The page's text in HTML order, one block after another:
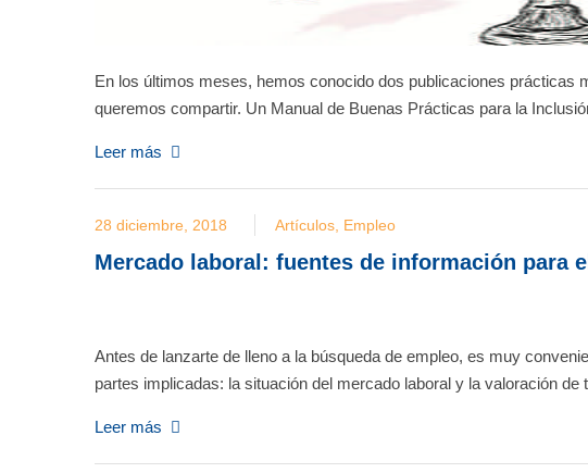
En los últimos meses, hemos conocido dos publicaciones prácticas
queremos compartir. Un Manual de Buenas Prácticas para la
Leer más
28 diciembre, 2018 Artículos Empleo
Mercado laboral: fuentes de información para
Antes de lanzarte de lleno a la búsqueda de empleo, es muy
partes implicadas: la situación del mercado laboral y la valoración
Leer más